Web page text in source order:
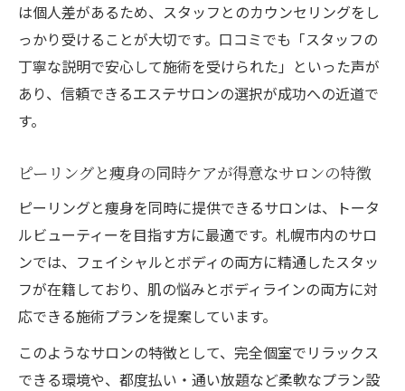
は個人差があるため、スタッフとのカウンセリングをし
っかり受けることが大切です。口コミでも「スタッフの
丁寧な説明で安心して施術を受けられた」といった声が
あり、信頼できるエステサロンの選択が成功への近道で
す。
ピーリングと痩身の同時ケアが得意なサロンの特徴
ピーリングと痩身を同時に提供できるサロンは、トータ
ルビューティーを目指す方に最適です。札幌市内のサロ
ンでは、フェイシャルとボディの両方に精通したスタッ
フが在籍しており、肌の悩みとボディラインの両方に対
応できる施術プランを提案しています。
このようなサロンの特徴として、完全個室でリラックス
できる環境や、都度払い・通い放題など柔軟なプラン設